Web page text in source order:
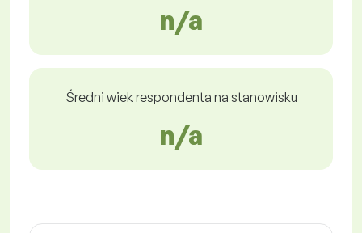
n/a
Średni wiek respondenta na stanowisku
n/a